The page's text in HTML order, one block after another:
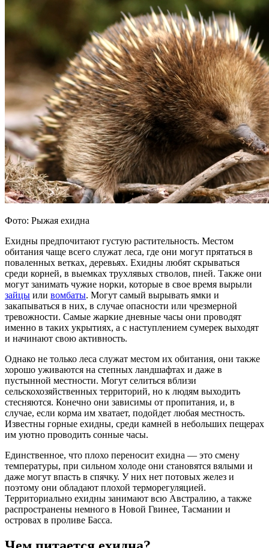
Фото: Рыжая ехидна
Ехидны предпочитают густую растительность. Местом
обитания чаще всего служат леса, где они могут прятаться в
поваленных ветках, деревьях. Ехидны любят скрываться
среди корней, в выемках трухлявых стволов, пней. Также они
могут занимать чужие норки, которые в свое время вырыли
зайцы или вомбаты. Могут самый вырывать ямки и
закапываться в них, в случае опасности или чрезмерной
тревожности. Самые жаркие дневные часы они проводят
именно в таких укрытиях, а с наступлением сумерек выходят
и начинают свою активность.
Однако не только леса служат местом их обитания, они также
хорошо уживаются на степных ландшафтах и даже в
пустынной местности. Могут селиться вблизи
сельскохозяйственных территорий, но к людям выходить
стесняются. Конечно они зависимы от пропитания, и, в
случае, если корма им хватает, подойдет любая местность.
Известны горные ехидны, среди камней в небольших пещерах
им уютно проводить сонные часы.
Единственное, что плохо переносит ехидна — это смену
температуры, при сильном холоде они становятся вялыми и
даже могут впасть в спячку. У них нет потовых желез и
поэтому они обладают плохой терморегуляцией.
Территориально ехидны занимают всю Австралию, а также
распространены немного в Новой Гвинее, Тасмании и
островах в проливе Басса.